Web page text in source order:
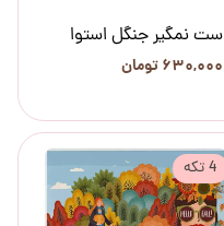
ست نمگیر جنگل استوا
۶۳۰,۰۰۰ تومان
4 تکه